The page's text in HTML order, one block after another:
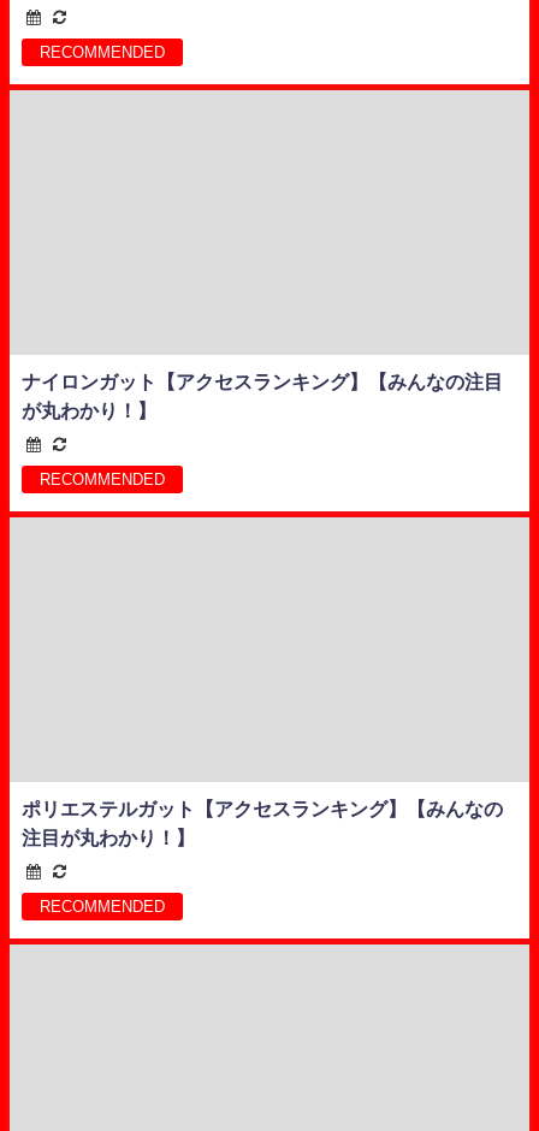
RECOMMENDED
ナイロンガット【アクセスランキング】【みんなの注目
が丸わかり！】
RECOMMENDED
ポリエステルガット【アクセスランキング】【みんなの
注目が丸わかり！】
RECOMMENDED